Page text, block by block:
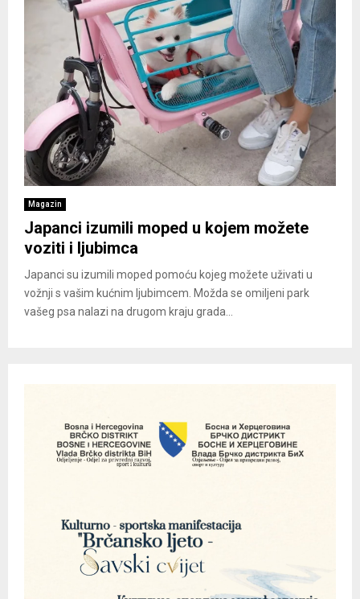
Magazin
Japanci izumili moped u kojem možete
voziti i ljubimca
Japanci su izumili moped pomoću kojeg možete uživati u
vožnji s vašim kućnim ljubimcem. Možda se omiljeni park
vašeg psa nalazi na drugom kraju grada...